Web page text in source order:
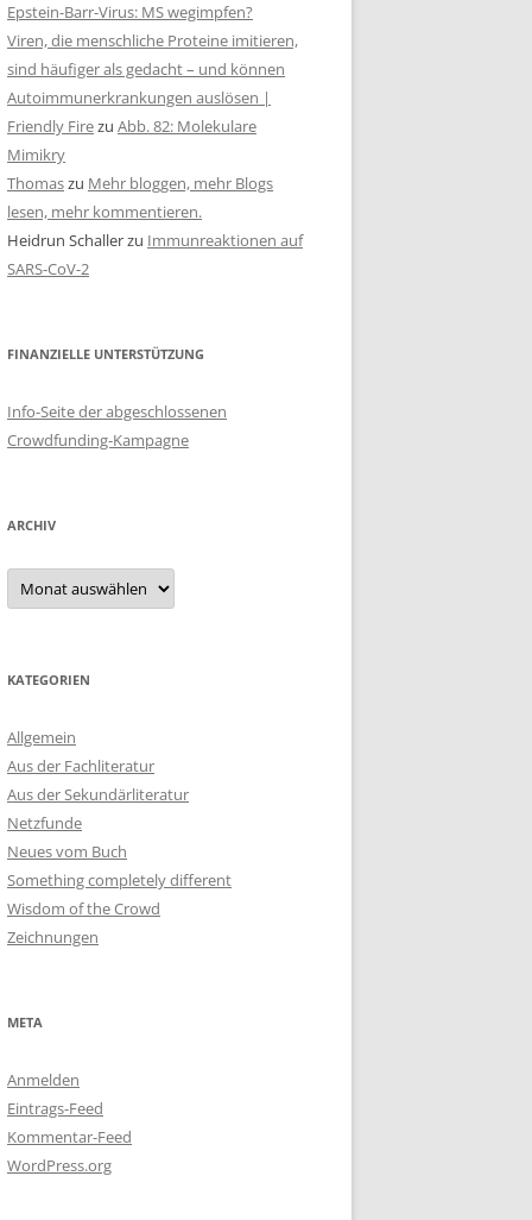
Epstein-Barr-Virus: MS wegimpfen?
Viren, die menschliche Proteine imitieren,
sind häufiger als gedacht – und können
Autoimmunerkrankungen auslösen |
Friendly Firezu Abb. 82: Molekulare
Mimikry
Thomaszu Mehr bloggen, mehr Blogs
lesen, mehr kommentieren.
Heidrun Schallerzu Immunreaktionen auf
SARS-CoV-2
FINANZIELLE UNTERSTÜTZUNG
Info-Seite der abgeschlossenen
Crowdfunding-Kampagne
ARCHIV
Archiv
KATEGORIEN
Allgemein
Aus der Fachliteratur
Aus der Sekundärliteratur
Netzfunde
Neues vom Buch
Something completely different
Wisdom of the Crowd
Zeichnungen
META
Anmelden
Eintrags-Feed
Kommentar-Feed
WordPress.org